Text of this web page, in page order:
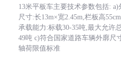
13米平板车主要技术参数包括: a)
尺寸:长13m×宽2.45m,栏板高
承载能力:标载30-35吨,最大允许
49吨 c)符合国家道路车辆外廓尺
轴荷限值标准